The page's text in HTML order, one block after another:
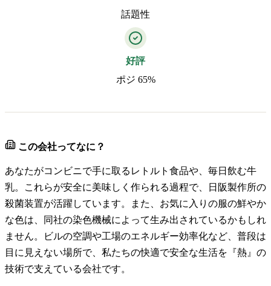
話題性
好評
ポジ 65%
この会社ってなに？
あなたがコンビニで手に取るレトルト食品や、毎日飲む牛
乳。これらが安全に美味しく作られる過程で、日阪製作所の
殺菌装置が活躍しています。また、お気に入りの服の鮮やか
な色は、同社の染色機械によって生み出されているかもしれ
ません。ビルの空調や工場のエネルギー効率化など、普段は
目に見えない場所で、私たちの快適で安全な生活を『熱』の
技術で支えている会社です。